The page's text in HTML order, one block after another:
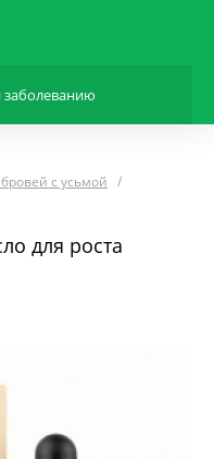
с усьмой
для роста